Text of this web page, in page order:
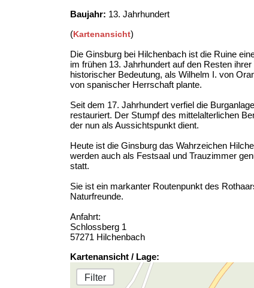
Baujahr: 13. Jahrhundert
(Kartenansicht)
Die Ginsburg bei Hilchenbach ist die Ruine
im frühen 13. Jahrhundert auf den Resten
historischer Bedeutung, als Wilhelm I. von
von spanischer Herrschaft plante.
Seit dem 17. Jahrhundert verfiel die
restauriert. Der Stumpf des mittelalterlichen
der nun als Aussichtspunkt dient.
Heute ist die Ginsburg das Wahrzeichen
werden auch als Festsaal und Trauzimmer
statt.
Sie ist ein markanter Routenpunkt des
Naturfreunde.
Anfahrt:
Schlossberg 1
57271 Hilchenbach
Kartenansicht / Lage:
Filter